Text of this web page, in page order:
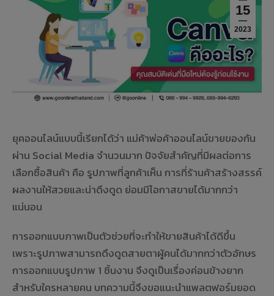
15
2023
ยุคออนไลน์แบบนี้เรียกได้ว่า แม่ค้าพ่อค้าออนไลน์ขายของกัน
ผ่าน Social Media จำนวนมาก ปัจจัยสำคัญที่มีผลต่อการ
เลือกซื้อสินค้า คือ รูปภาพที่ลูกค้าเห็น การที่ร้านค้าสร้างสรรค์
ผลงานให้สวยและน่าดึงดูด ย่อมมีโอกาสขายได้มากกว่า
แน่นอน
การออกแบบภาพเป็นตัวช่วยที่จะทำให้ขายสินค้าได้ดีขึ้น
เพราะรูปภาพสามารถดึงดูดสายตาผู้คนได้มากกว่าตัวอักษร
การออกแบบรูปภาพ 1 ชิ้นงาน จึงดูเป็นเรื่องค่อนข้างยาก
สำหรับใครหลายคน บทความนี้จึงขอแนะนำแพลตฟอร์มยอด